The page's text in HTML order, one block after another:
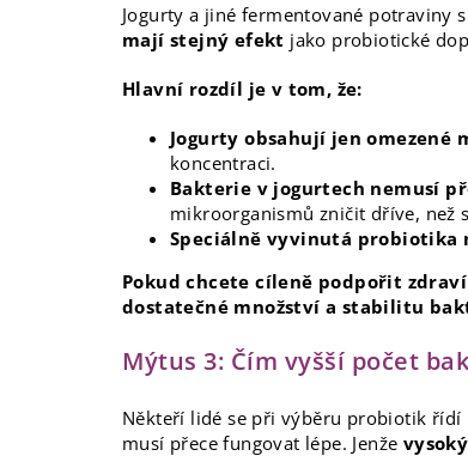
Jogurty a jiné fermentované potraviny s
mají stejný efekt jako probiotické
Hlavní rozdíl je v tom, že:
Jogurty obsahují jen omezené
koncentraci.
Bakterie v jogurtech nemusí
mikroorganismů zničit dříve, než
Speciálně vyvinutá probiotika
Pokud chcete cíleně podpořit
dostatečné množství a stabilitu
Mýtus 3: Čím vyšší počet
Někteří lidé se při výběru probiotik
musí přece fungovat lépe. Jenže